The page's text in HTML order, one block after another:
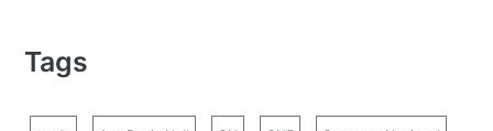
Tags